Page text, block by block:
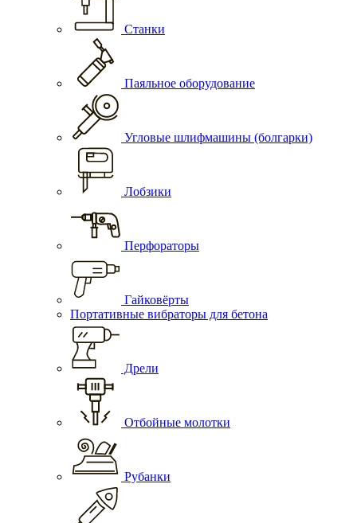
Станки
Паяльное оборудование
Угловые шлифмашины (болгарки)
Лобзики
Перфораторы
Гайковёрты
Портативные вибраторы для бетона
Дрели
Отбойные молотки
Рубанки